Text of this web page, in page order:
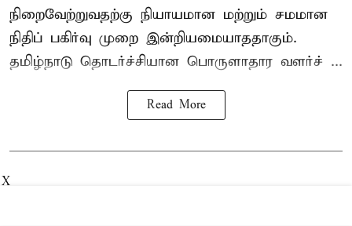
நிறைவேற்றுவதற்கு நியாயமான மற்றும் சமமான
நிதிப் பகிர்வு முறை இன்றியமையாததாகும்.
தமிழ்நாடு தொடர்ச்சியான பொருளாதார வளர்ச் ...
Read More
X